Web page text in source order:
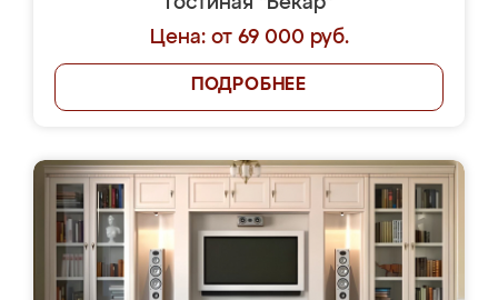
Цена: от 69 000 руб.
ПОДРОБНЕЕ